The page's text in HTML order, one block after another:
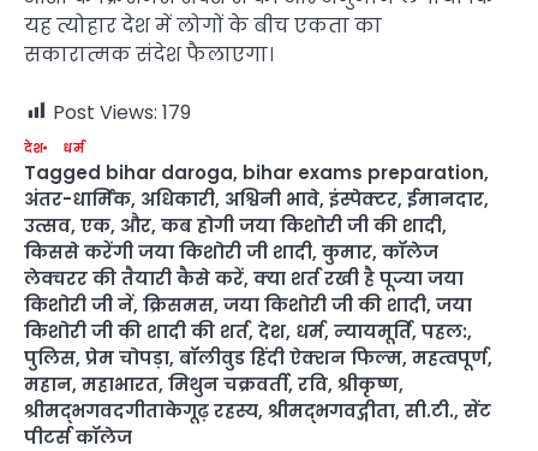
यह त्योहार देश में लोगों के बीच एकता का
सकारात्मक संदेश फैलाएगा।
Post Views: 179
देश धर्म
Tagged bihar daroga, bihar exams preparation,
अंतर-धार्मिक, अधिकारी, अश्विनी भावे, इंस्पेक्टर, ईमानदार,
उत्सव, एक, और, कब होगी जया किशोरी जी की शादी,
किससे करेंगी जया किशोरी जी शादी, कुमार, कॉलेज
लेक्चरर की तैयारी कैसे करें, क्या शर्त रखी है पूज्या जया
किशोरी जी नें, क्रिसमस, जया किशोरी जी की शादी, जया
किशोरी जी की शादी की शर्त, देश, धर्म, न्यायमूर्ति, पहल:,
पुलिस, प्रेम चोपड़ा, बॉलीवुड हिंदी ऐक्शन फिल्म, महत्वपूर्ण,
महान, महाभारत, मिथुन चक्रवर्ती, रवि, श्रीकृष्ण,
श्रीमद्भगवदगीताकेगूढ़ रहस्य, श्रीमद्भगवद्गीता, सी.टी., सेंट
पीटर्स कॉलेज